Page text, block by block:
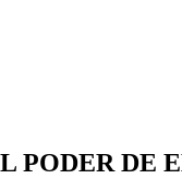
PODER DE